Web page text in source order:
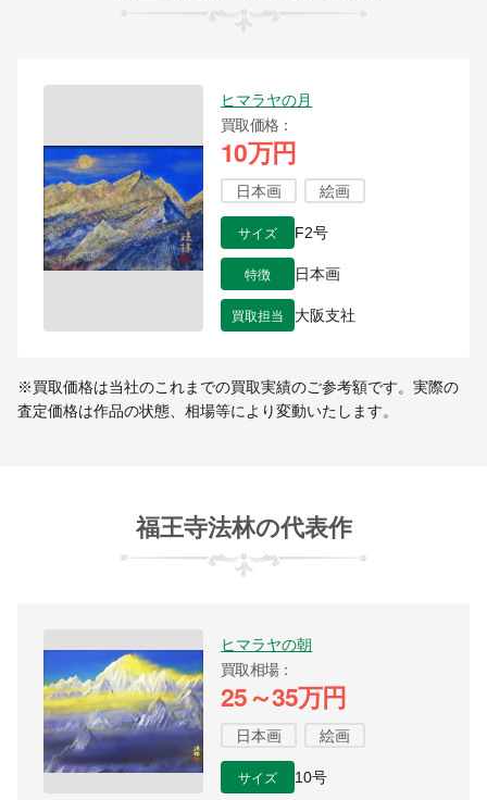
ヒマラヤの月
買取価格
10万円
日本画 絵画
サイズ F2号
特徴 日本画
買取担当 大阪支社
※買取価格は当社のこれまでの買取実績のご参考額です。実際の
査定価格は作品の状態、相場等により変動いたします。
福王寺法林の代表作
ヒマラヤの朝
買取相場
25～35万円
日本画 絵画
サイズ 10号